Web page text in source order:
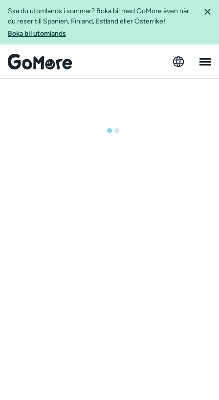
Ska du utomlands i sommar? Boka bil med GoMore även när
du reser till Spanien, Finland, Estland eller Österrike!
Boka bil utomlands